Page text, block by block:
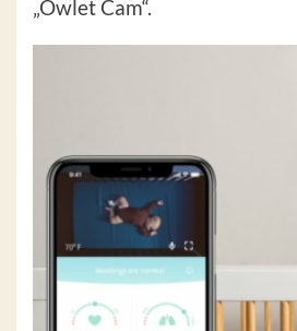
„Owlet Cam“.